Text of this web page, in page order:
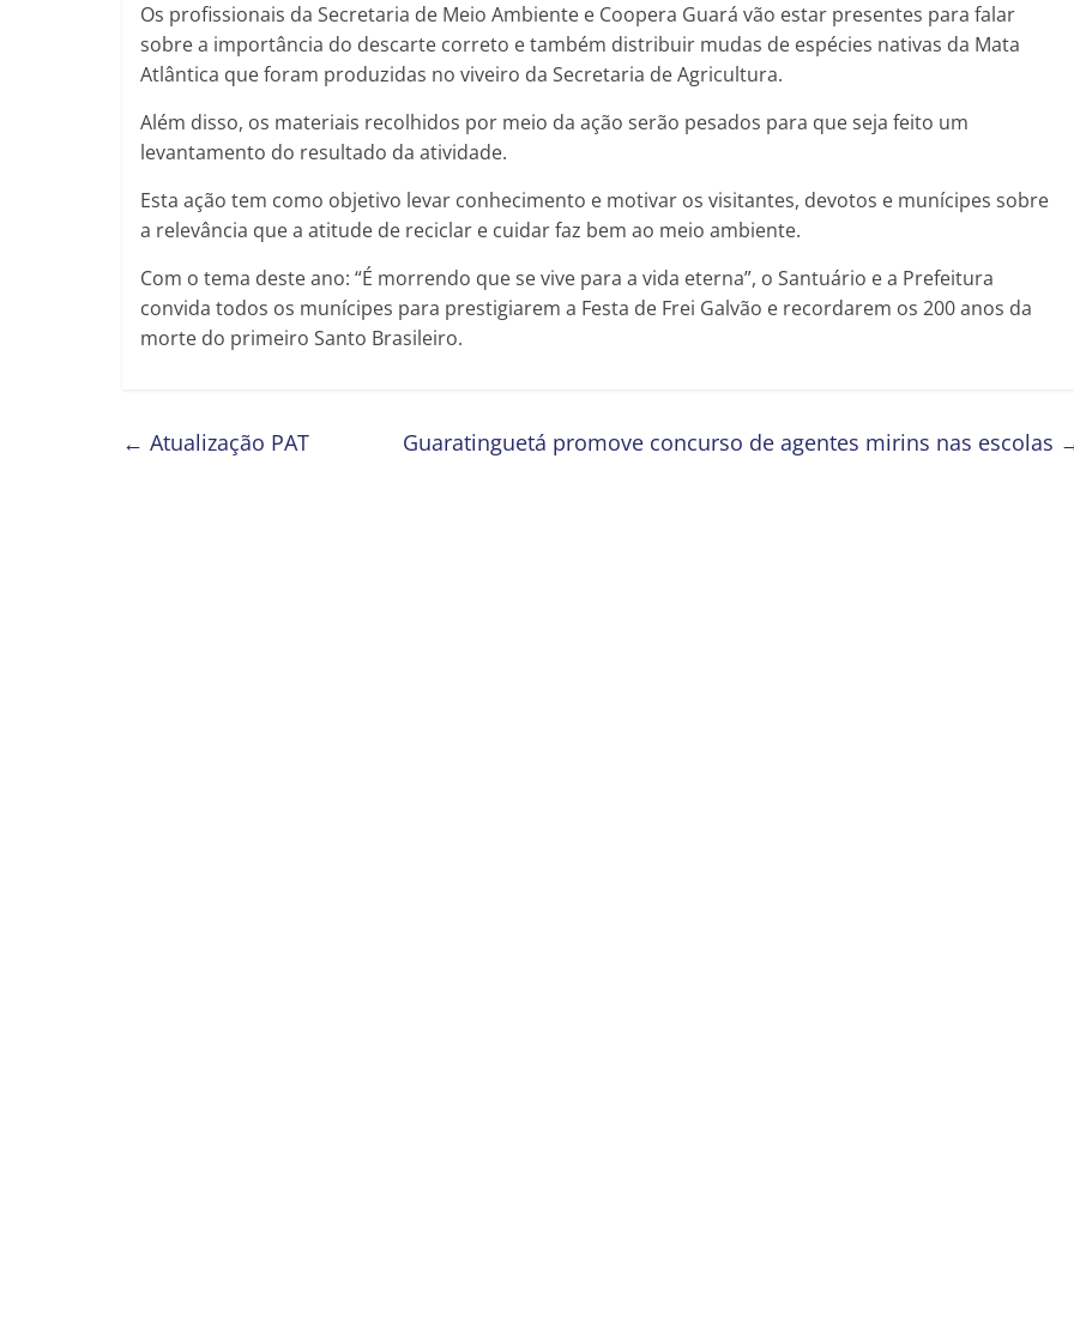
Os profissionais da Secretaria de Meio Ambiente e Coopera Guará vão estar presentes para falar
sobre a importância do descarte correto e também distribuir mudas de espécies nativas da Mata
Atlântica que foram produzidas no viveiro da Secretaria de Agricultura.
Além disso, os materiais recolhidos por meio da ação serão pesados para que seja feito um
levantamento do resultado da atividade.
Esta ação tem como objetivo levar conhecimento e motivar os visitantes, devotos e munícipes sobre
a relevância que a atitude de reciclar e cuidar faz bem ao meio ambiente.
Com o tema deste ano: “É morrendo que se vive para a vida eterna”, o Santuário e a Prefeitura
convida todos os munícipes para prestigiarem a Festa de Frei Galvão e recordarem os 200 anos da
morte do primeiro Santo Brasileiro.
← Atualização PAT Guaratinguetá promove concurso de agentes mirins nas escolas